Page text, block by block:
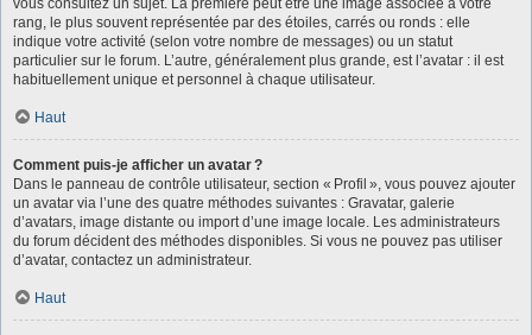
vous consultez un sujet. La première peut être une image associée à votre
rang, le plus souvent représentée par des étoiles, carrés ou ronds : elle
indique votre activité (selon votre nombre de messages) ou un statut
particulier sur le forum. L’autre, généralement plus grande, est l’avatar : il est
habituellement unique et personnel à chaque utilisateur.
Haut
Comment puis-je afficher un avatar ?
Dans le panneau de contrôle utilisateur, section « Profil », vous pouvez ajouter
un avatar via l’une des quatre méthodes suivantes : Gravatar, galerie
d’avatars, image distante ou import d’une image locale. Les administrateurs
du forum décident des méthodes disponibles. Si vous ne pouvez pas utiliser
d’avatar, contactez un administrateur.
Haut